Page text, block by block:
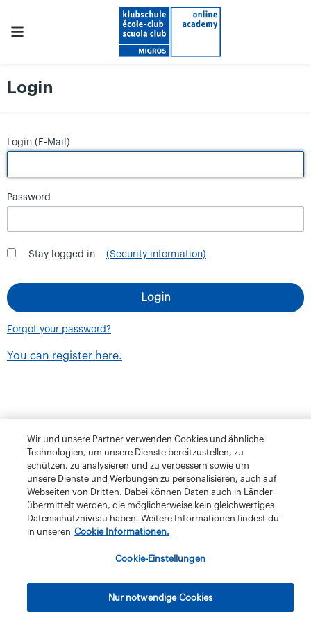
Login
Login (E-Mail)
Password
Stay logged in (Security information)
Forgot your password?
You can register here.
Privacy Policy
The Migros Group Legal Notice
Wir und unsere Partner verwenden Cookies und ähnliche
Technologien, um unsere Dienste bereitzustellen, zu
schützen, zu analysieren und zu verbessern sowie um
unsere Dienste und Werbungen zu personalisieren, auch auf
Webseiten von Dritten. Dabei können Daten auch in Länder
übermittelt werden, die möglicherweise kein gleichwertiges
Datenschutzniveau haben. Weitere Informationen findest du
in unseren Cookie Informationen.
Cookie-Einstellungen
Nur notwendige Cookies